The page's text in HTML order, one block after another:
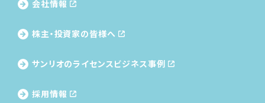
会社情報
株主・投資家の皆様へ
サンリオのライセンス ビジネス事例
採用情報